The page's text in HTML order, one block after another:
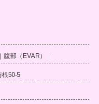
腹部（EVAR）｜
根50-5